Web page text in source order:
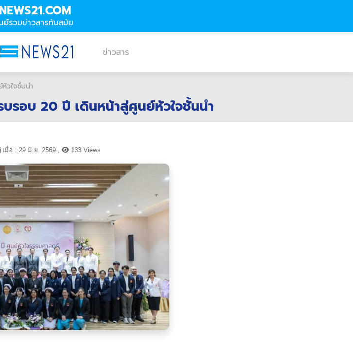
ย์รวมข่าวสารทันสมัย
ข่าวสาร
วใจชั้นนำ
รอบ 20 ปี เดินหน้าสู่ศูนย์หัวใจชั้นนำ
เมื่อ : 29 มิ.ย. 2569 , 133 Views